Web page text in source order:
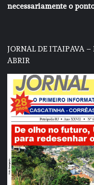
necessariamente o
JORNAL DE ITAIPAVA –
ABRIR